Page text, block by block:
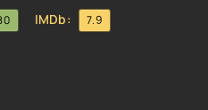
IMDb: 7.9